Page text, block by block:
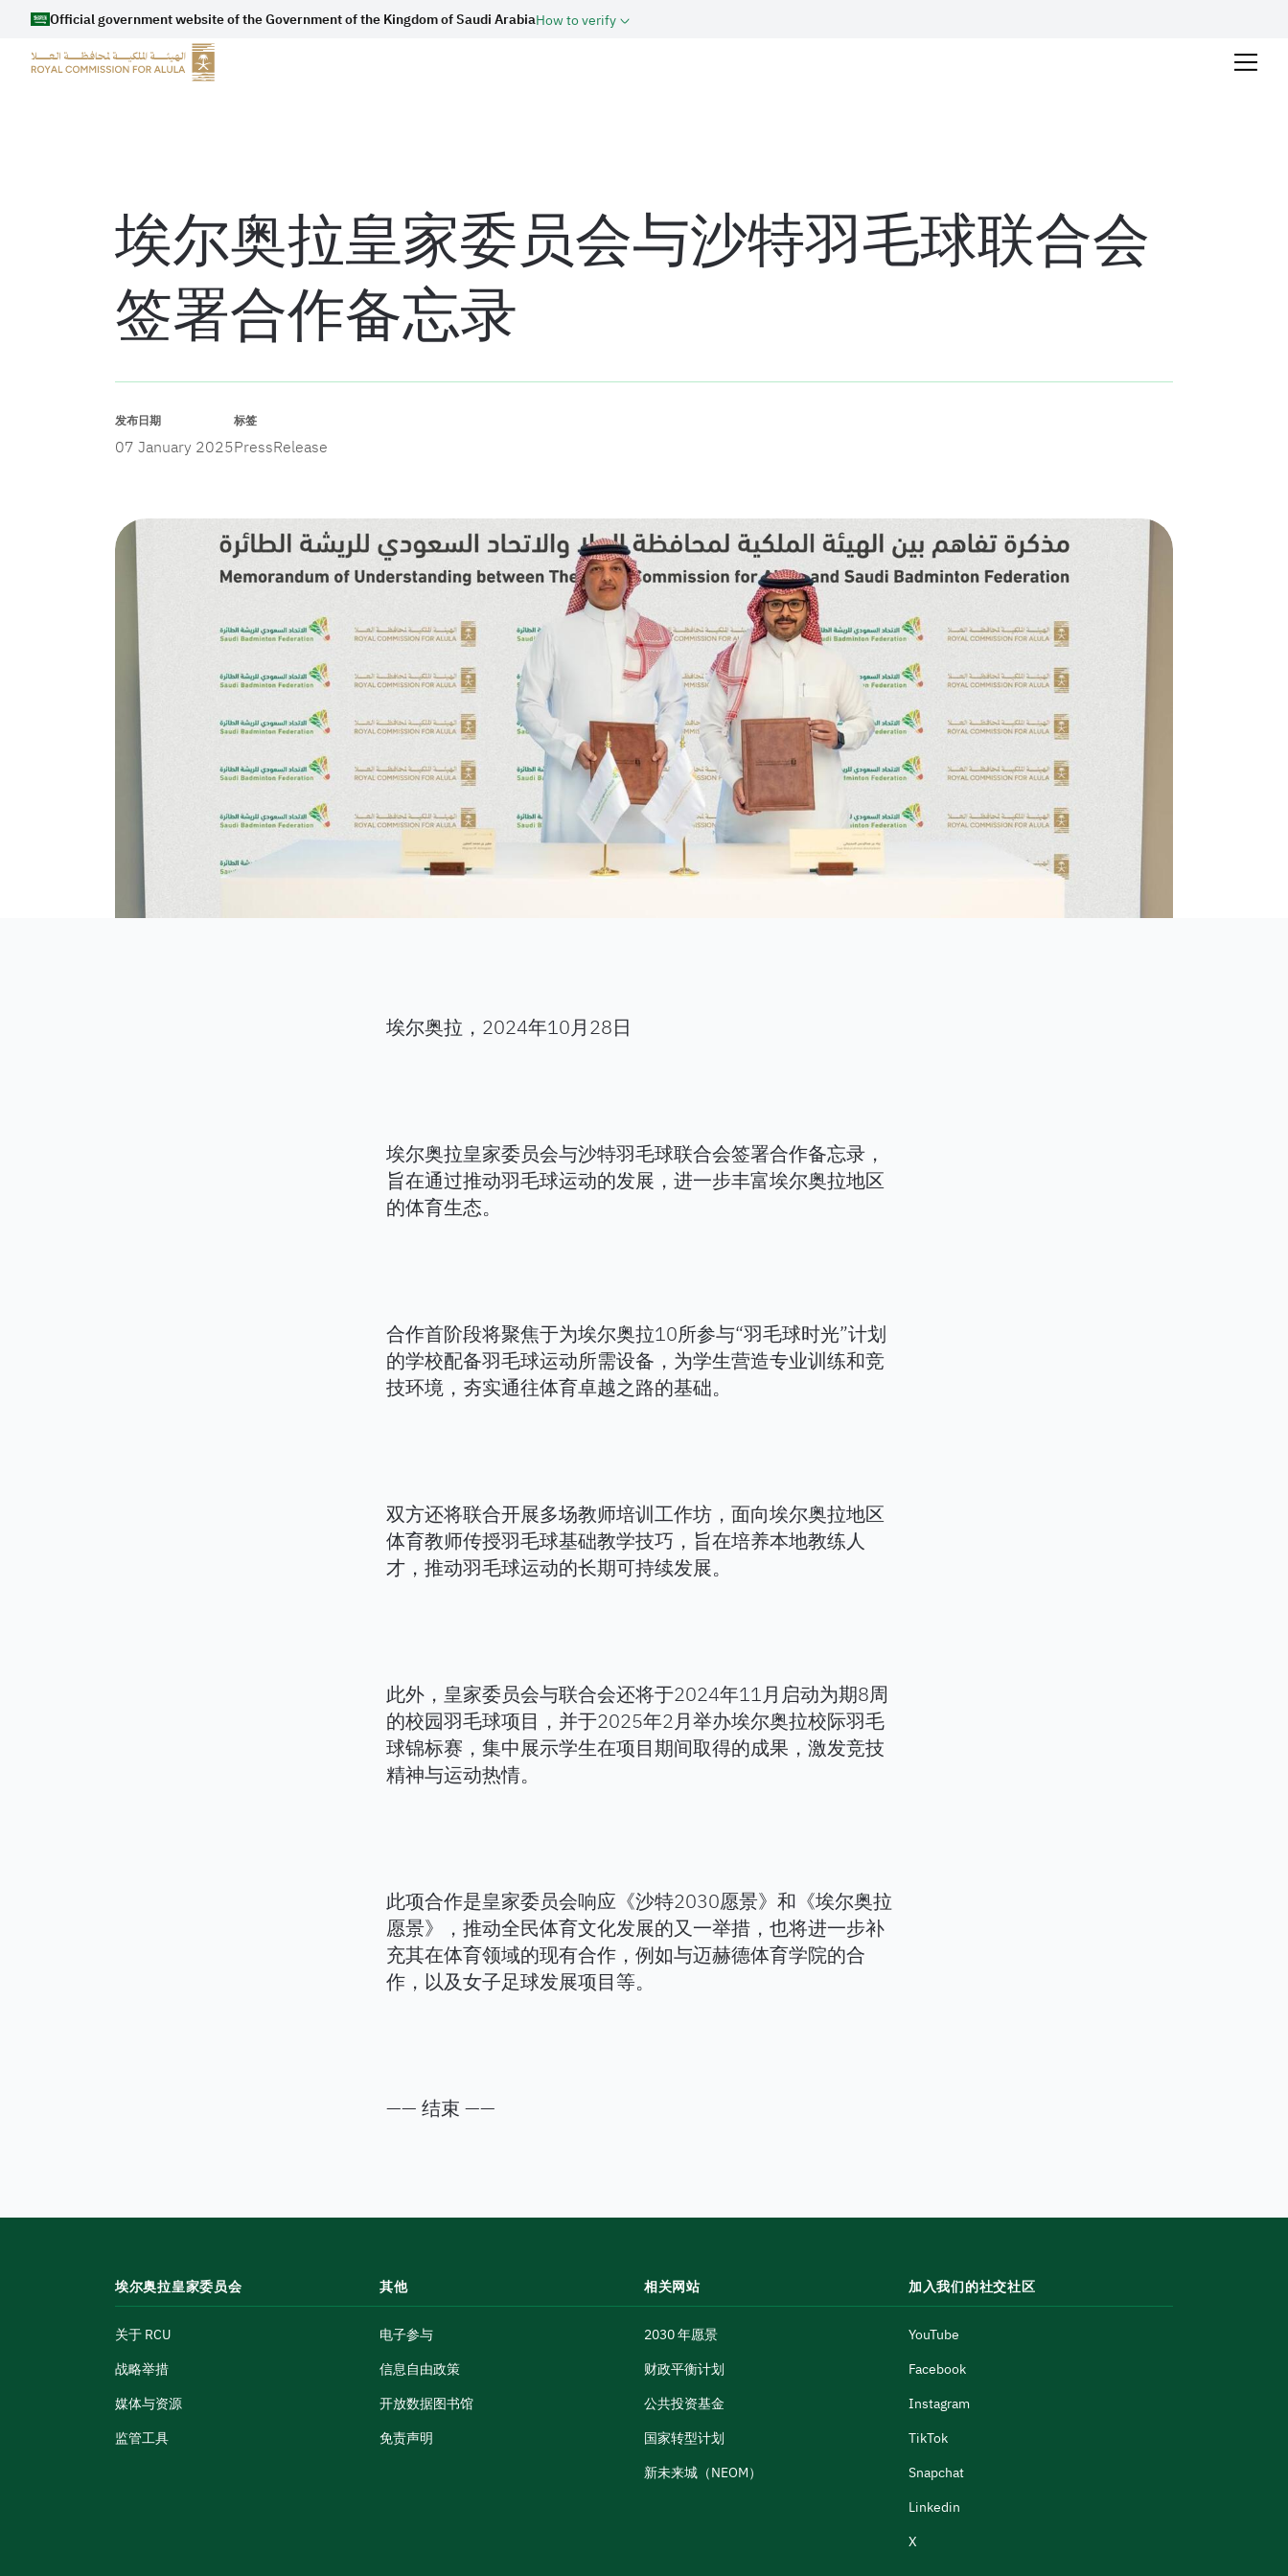
Official government website of the Government of the Kingdom of Saudi ArabiaHow to verify
埃尔奥拉皇家委员会与沙特羽毛球联合会
签署合作备忘录
发布日期
07 January 2025
标签
PressRelease
埃尔奥拉，2024年10月28日
埃尔奥拉皇家委员会与沙特羽毛球联合会签署合作备忘录，
旨在通过推动羽毛球运动的发展，进一步丰富埃尔奥拉地区
的体育生态。
合作首阶段将聚焦于为埃尔奥拉10所参与“羽毛球时光”计划
的学校配备羽毛球运动所需设备，为学生营造专业训练和竞
技环境，夯实通往体育卓越之路的基础。
双方还将联合开展多场教师培训工作坊，面向埃尔奥拉地区
体育教师传授羽毛球基础教学技巧，旨在培养本地教练人
才，推动羽毛球运动的长期可持续发展。
此外，皇家委员会与联合会还将于2024年11月启动为期8周
的校园羽毛球项目，并于2025年2月举办埃尔奥拉校际羽毛
球锦标赛，集中展示学生在项目期间取得的成果，激发竞技
精神与运动热情。
此项合作是皇家委员会响应《沙特2030愿景》和《埃尔奥拉
愿景》，推动全民体育文化发展的又一举措，也将进一步补
充其在体育领域的现有合作，例如与迈赫德体育学院的合
作，以及女子足球发展项目等。
—— 结束 ——
埃尔奥拉皇家委员会
关于 RCU
战略举措
媒体与资源
监管工具
其他
电子参与
信息自由政策
开放数据图书馆
免责声明
相关网站
2030 年愿景
财政平衡计划
公共投资基金
国家转型计划
新未来城（NEOM）
加入我们的社交社区
YouTube
Facebook
Instagram
TikTok
Snapchat
Linkedin
X